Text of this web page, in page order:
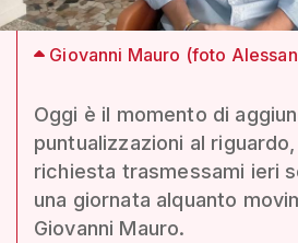
Giovanni Mauro (foto
Oggi è il momento di
puntualizzazioni al
richiesta trasmessami ieri
una giornata alquanto
Giovanni Mauro.